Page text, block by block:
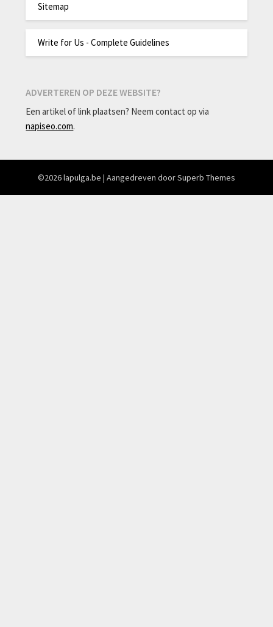
Sitemap
Write for Us - Complete Guidelines
ADVERTEREN OP DEZE WEBSITE?
Een artikel of link plaatsen? Neem contact op via
napiseo.com.
©2026 lapulga.be | Aangedreven doorSuperb Themes